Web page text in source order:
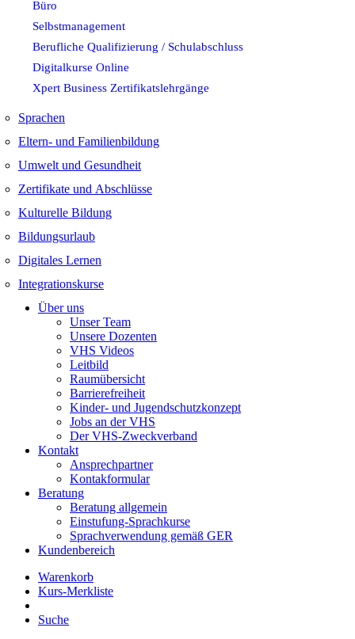
Büro
Selbstmanagement
Berufliche Qualifizierung / Schulabschluss
Digitalkurse Online
Xpert Business Zertifikatslehrgänge
Sprachen
Eltern- und Familienbildung
Umwelt und Gesundheit
Zertifikate und Abschlüsse
Kulturelle Bildung
Bildungsurlaub
Digitales Lernen
Integrationskurse
Über uns
Unser Team
Unsere Dozenten
VHS Videos
Leitbild
Raumübersicht
Barrierefreiheit
Kinder- und Jugendschutzkonzept
Jobs an der VHS
Der VHS-Zweckverband
Kontakt
Ansprechpartner
Kontakformular
Beratung
Beratung allgemein
Einstufung-Sprachkurse
Sprachverwendung gemäß GER
Kundenbereich
Warenkorb
Kurs-Merkliste
Suche